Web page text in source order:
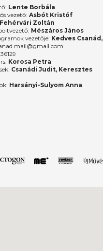
Lente Borbála
vezető: Asbót Kristóf
Fehérvári Zoltán
Mészáros János
vezetője: Kedves Csanád,
Korosa Petra
Csanádi Judit, Keresztes
Harsányi-Sulyom Anna